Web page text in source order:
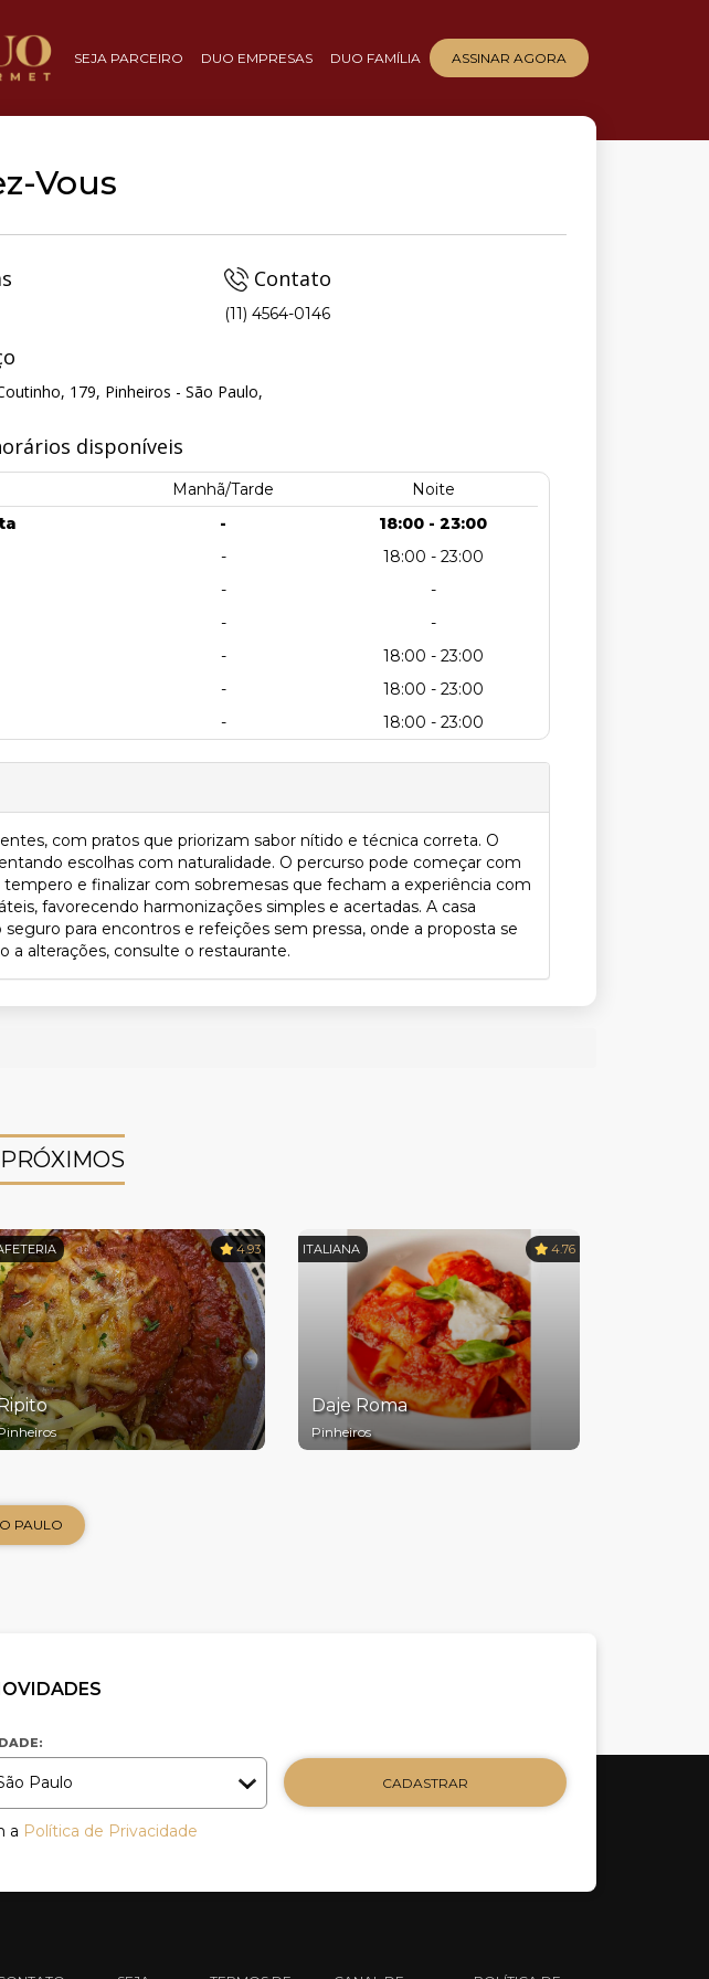
SEJA PARCEIRO DUO EMPRESAS DUO FAMÍLIA ASSINAR AGORA
Vous
Contato
(11) 4564-0146
179, Pinheiros - São Paulo,
disponíveis
Manhã/Tarde
Noite
-
18:00 - 23:00
-
18:00 - 23:00
-
-
-
-
-
18:00 - 23:00
-
18:00 - 23:00
- 18:00 - 23:00
com pratos que priorizam sabor nítido e técnica correta. O
escolhas com naturalidade. O percurso pode começar com
e finalizar com sobremesas que fecham a experiência com
favorecendo harmonizações simples e acertadas. A casa
para encontros e refeições sem pressa, onde a proposta se
a alterações, consulte o restaurante.
4.93 ITALIANA 4.76
Daje Roma
Pinheiros
PAULO
CADASTRAR
a Política de Privacidade